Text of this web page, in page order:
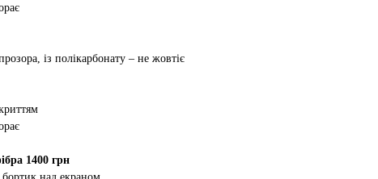
із полікарбонату – не жовтіє
1400 грн